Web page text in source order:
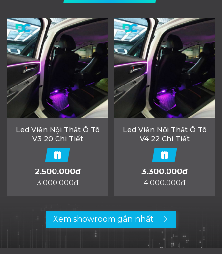
Led Viền Nội Thất Ô Tô
V3 20 Chi Tiết
2.500.000đ
3.000.000đ
Led Viền Nội Thất Ô Tô
V4 22 Chi Tiết
3.300.000đ
4.000.000đ
Xem showroom gần nhất